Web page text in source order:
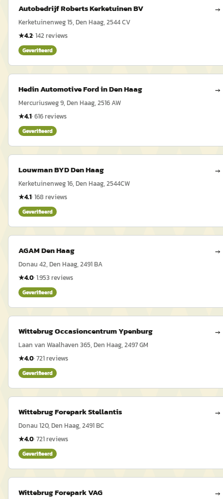
Autobedrijf Roberts Kerketuinen BV →
Kerketuinenweg 15, Den Haag, 2544 CV
★4.2·142 reviews
Geverifieerd
Hedin Automotive Ford in Den Haag →
Mercuriusweg 9, Den Haag, 2516 AW
★4.1·616reviews
Geverifieerd
Louwman BYD Den Haag →
Kerketuinenweg 16, Den Haag, 2544CW
★4.1·168 reviews
Geverifieerd
AGAM Den Haag →
Donau 42, Den Haag, 2491 BA
★4.0·1.953 reviews
Geverifieerd
Wittebrug Occasioncentrum Ypenburg →
Laan van Waalhaven 365, Den Haag, 2497 GM
★4.0·721reviews
Geverifieerd
Wittebrug Forepark Stellantis →
Donau 120, Den Haag, 2491 BC
★4.0·721reviews
Geverifieerd
Wittebrug Forepark VAG →